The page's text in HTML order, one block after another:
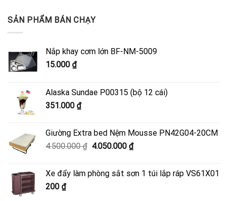
SẢN PHẨM BÁN CHẠY
Nắp khay cơm lớn BF-NM-5009
15.000 ₫
Alaska Sundae P00315 (bộ 12 cái)
351.000 ₫
Giường Extra bed Nệm Mousse PN42G04-20CM
4.500.000₫ Giá
4.500.000 ₫.
4.050.000 ₫Giá
là:
Xe đẩy làm phòng sắt sơn 1 túi lắp ráp VS61X01
200 ₫